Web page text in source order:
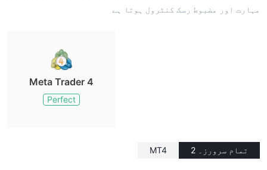
مہارت اور مضبوط رسک کنٹرول ہوتا ہے
Meta Trader 4
Perfect
تمام سرورز۔ 2 MT4